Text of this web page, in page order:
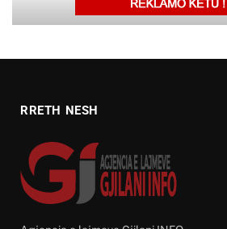
RRETH NESH